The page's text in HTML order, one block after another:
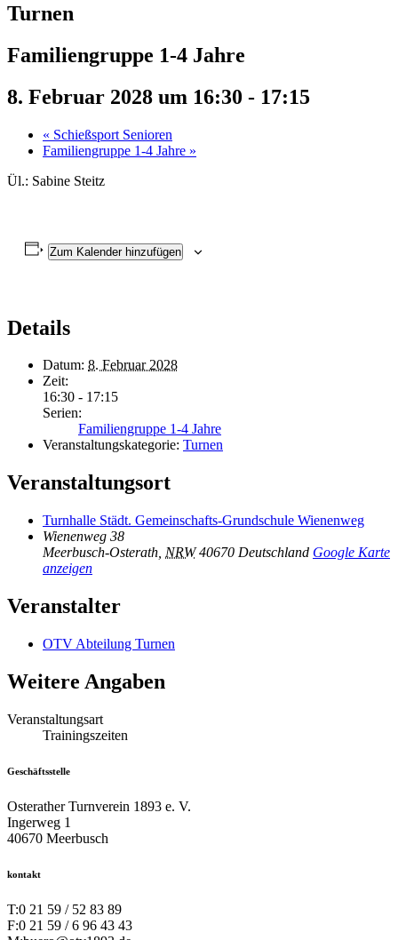
Turnen
Familiengruppe 1-4 Jahre
8. Februar 2028 um 16:30 - 17:15
« Schießsport Senioren
Familiengruppe 1-4 Jahre »
Ül.: Sabine Steitz
Zum Kalender hinzufügen
Details
Datum: 8. Februar 2028
Zeit:
16:30 - 17:15
Serien:
Familiengruppe 1-4 Jahre
Veranstaltungskategorie: Turnen
Veranstaltungsort
Turnhalle Städt. Gemeinschafts-Grundschule Wienenweg
Wienenweg 38
Meerbusch-Osterath NRW 40670 Deutschland Google Karte
anzeigen
Veranstalter
OTV Abteilung Turnen
Weitere Angaben
Veranstaltungsart
Trainingszeiten
Geschäftsstelle
Osterather Turnverein 1893 e. V.
Ingerweg 1
40670 Meerbusch
kontakt
T:0 21 59 / 52 83 89
F:0 21 59 / 6 96 43 43